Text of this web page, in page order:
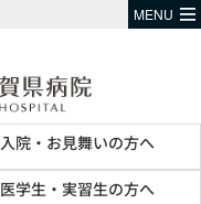
入院・お見舞いの方へ
医学生・実習生の方へ
MENU